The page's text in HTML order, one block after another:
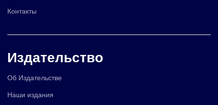
Контакты
Издательство
Об Издательстве
Наши издания